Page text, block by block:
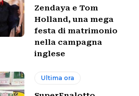
Zendaya e Tom
Holland, una mega
festa di matrimonio
nella campagna
inglese
Ultima ora